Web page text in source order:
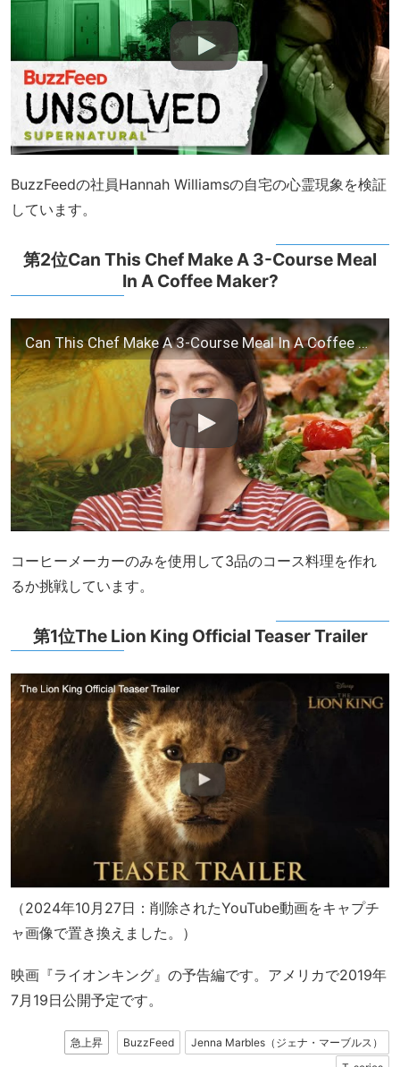
BuzzFeedの社員Hannah Williamsの自宅の心霊現象を検証
しています。
第2位Can This Chef Make A 3-Course Meal
In A Coffee Maker?
Can This Chef Make A 3-Course Meal In A Coffee Maker?
コーヒーメーカーのみを使用して3品のコース料理を作れ
るか挑戦しています。
第1位The Lion King Official Teaser Trailer
（2024年10月27日：削除されたYouTube動画をキャプチ
ャ画像で置き換えました。）
映画『ライオンキング』の予告編です。アメリカで2019年
7月19日公開予定です。
急上昇 BuzzFeed
Jenna Marbles（ジェナ・マーブルス）